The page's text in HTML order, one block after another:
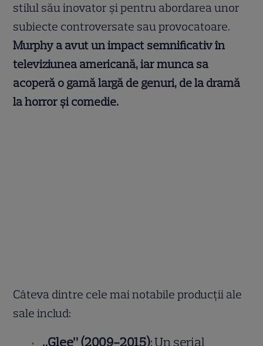
stilul său inovator și pentru abordarea unor
subiecte controversate sau provocatoare.
Murphy a avut un impact semnificativ în
televiziunea americană, iar munca sa
acoperă o gamă largă de genuri, de la dramă
la horror și comedie.
Câteva dintre cele mai notabile producții ale
sale includ:
„Glee” (2009-2015): Un serial